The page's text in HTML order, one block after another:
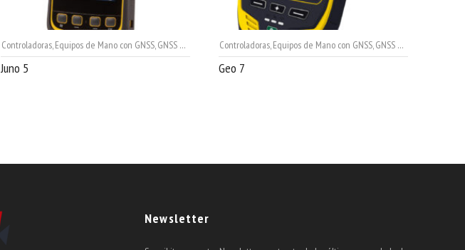
,GPS Topografía,Ingeniería,Trimble
Controladoras,Equipos de Mano con GNSS,GNSS Cartográficos ,Ingeniería,Mapping & Gis,SIG - Mapping
Juno 5
Controladoras,Equipos de Mano con GNSS,GNSS Cartográficos
Geo 7
Newsletter